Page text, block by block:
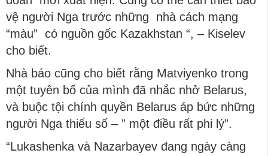
vệ người Nga trước những nhà cách mạng
“màu” có nguồn gốc Kazakhstan “, – Kiselev
cho biết.
Nhà báo cũng cho biết rằng Matviyenko trong
một tuyên bố của mình đã nhắc nhở Belarus,
và buộc tội chính quyền Belarus áp bức những
người Nga thiểu số – ” một điều rất phi lý”.
“Lukashenka và Nazarbayev đang ngày càng